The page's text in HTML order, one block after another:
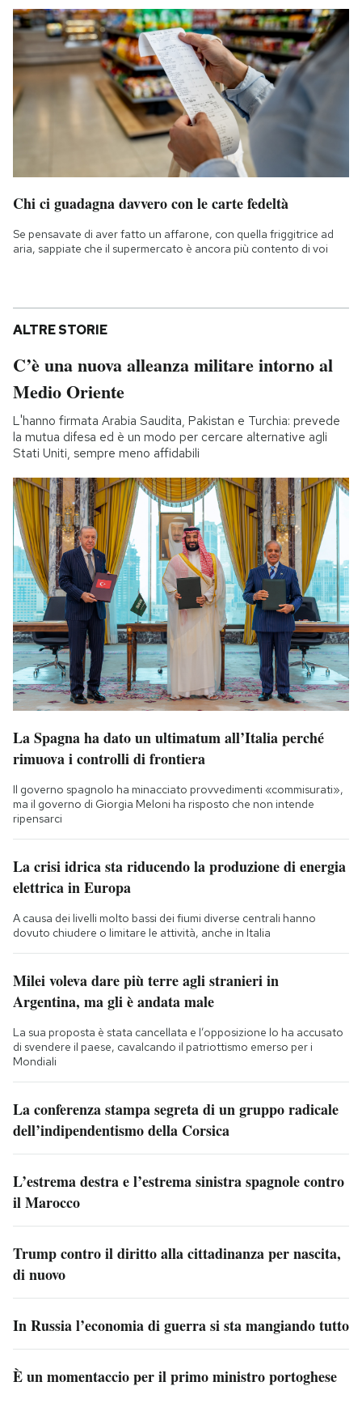
Chi ci guadagna davvero con le carte fedeltà
Se pensavate di aver fatto un affarone, con quella friggitrice ad
aria, sappiate che il supermercato è ancora più contento di voi
ALTRE STORIE
C’è una nuova alleanza militare intorno al
Medio Oriente
L'hanno firmata Arabia Saudita, Pakistan e Turchia: prevede
la mutua difesa ed è un modo per cercare alternative agli
Stati Uniti, sempre meno affidabili
La Spagna ha dato un ultimatum all’Italia perché
rimuova i controlli di frontiera
Il governo spagnolo ha minacciato provvedimenti «commisurati»,
ma il governo di Giorgia Meloni ha risposto che non intende
ripensarci
La crisi idrica sta riducendo la produzione di energia
elettrica in Europa
A causa dei livelli molto bassi dei fiumi diverse centrali hanno
dovuto chiudere o limitare le attività, anche in Italia
Milei voleva dare più terre agli stranieri in
Argentina, ma gli è andata male
La sua proposta è stata cancellata e l’opposizione lo ha accusato
di svendere il paese, cavalcando il patriottismo emerso per i
Mondiali
La conferenza stampa segreta di un gruppo radicale
dell’indipendentismo della Corsica
L’estrema destra e l’estrema sinistra spagnole contro
il Marocco
Trump contro il diritto alla cittadinanza per nascita,
di nuovo
In Russia l’economia di guerra si sta mangiando tutto
È un momentaccio per il primo ministro portoghese